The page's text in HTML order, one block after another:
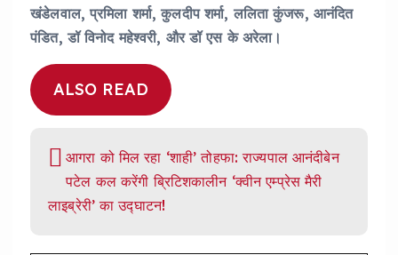
खंडेलवाल, प्रमिला शर्मा, कुलदीप शर्मा, ललिता कुंजरू, आनंदित
पंडित, डॉ विनोद महेश्वरी, और डॉ एस के अरेला।
ALSO READ
आगरा को मिल रहा ‘शाही’ तोहफा: राज्यपाल आनंदीबेन
पटेल कल करेंगी ब्रिटिशकालीन ‘क्वीन एम्प्रेस मैरी
लाइब्रेरी’ का उद्घाटन!